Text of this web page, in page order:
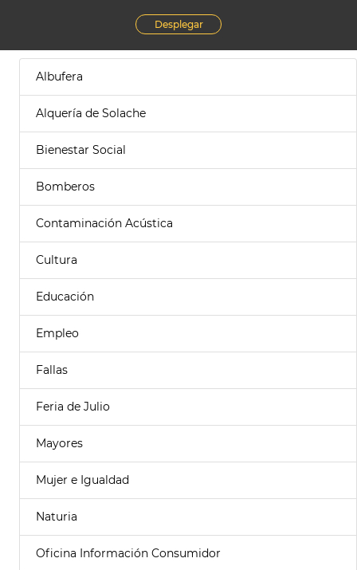
Desplegar
Albufera
Alquería de Solache
Bienestar Social
Bomberos
Contaminación Acústica
Cultura
Educación
Empleo
Fallas
Feria de Julio
Mayores
Mujer e Igualdad
Naturia
Oficina Información Consumidor